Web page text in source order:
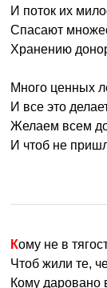
И поток их
Спасают
Хранению
Много ценных
И все это
Желаем всем
И чтоб не
Кому не в
Чтоб жили те,
Кому даровано